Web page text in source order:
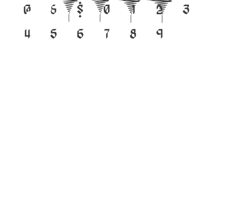
@ & $ 0 1 2 3
4 5 6 7 8 9